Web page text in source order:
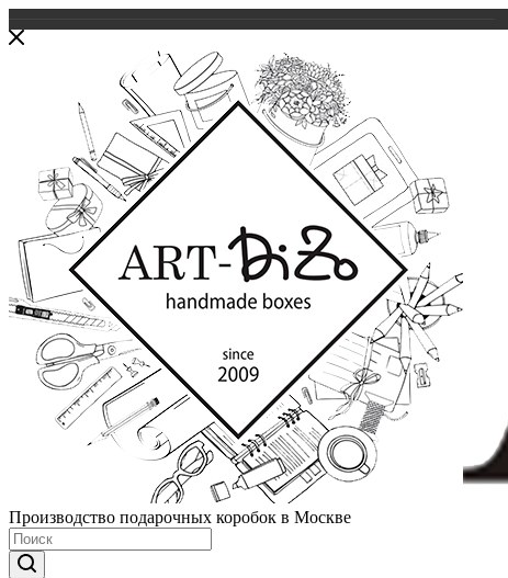
Производство подарочных коробок в Москве